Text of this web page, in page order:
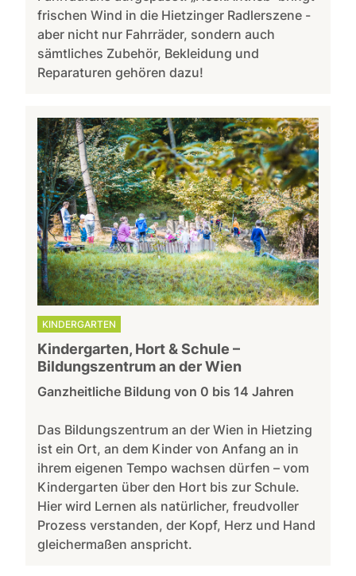
frischen Wind in die Hietzinger Radlerszene -
aber nicht nur Fahrräder, sondern auch
sämtliches Zubehör, Bekleidung und
Reparaturen gehören dazu!
KINDERGARTEN
Kindergarten, Hort & Schule –
Bildungszentrum an der Wien
Ganzheitliche Bildung von 0 bis 14 Jahren
Das Bildungszentrum an der Wien in Hietzing
ist ein Ort, an dem Kinder von Anfang an in
ihrem eigenen Tempo wachsen dürfen – vom
Kindergarten über den Hort bis zur Schule.
Hier wird Lernen als natürlicher, freudvoller
Prozess verstanden, der Kopf, Herz und Hand
gleichermaßen anspricht.